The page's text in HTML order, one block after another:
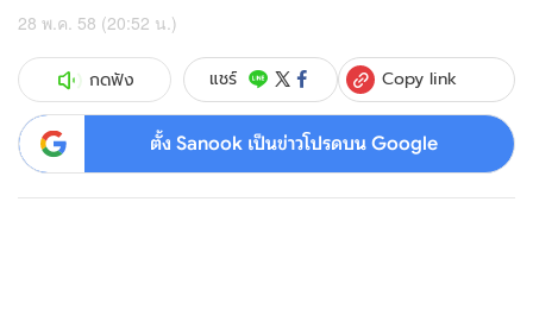
28 พ.ค. 58 (20:52 น.)
กดฟัง แชร์ Copy link
ตั้ง Sanook เป็นข่าวโปรดบน Google